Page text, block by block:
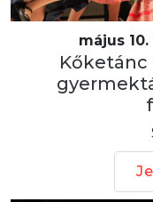
május
Kőketánc